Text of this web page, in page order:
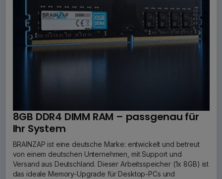
8GB DDR4 DIMM RAM – passgenau für
Ihr System
BRAINZAP ist eine deutsche Marke: entwickelt und betreut
von einem deutschen Unternehmen, mit Support und
Versand aus Deutschland. Dieser Arbeitsspeicher (1x 8GB) ist
das ideale Memory-Upgrade für Desktop-PCs und